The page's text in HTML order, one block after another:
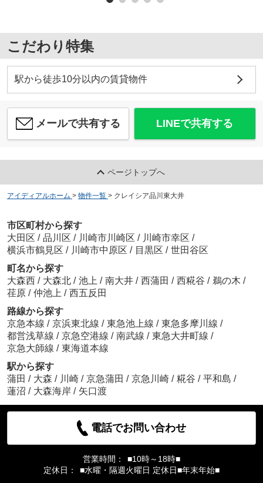
こだわり特集
駅から徒歩10分以内の賃貸物件
メールで共有する LINEで共有する
ページトップへ
アイディアルホーム > 物件一覧 > クレイシア品川東大井
市区町村から探す
大田区 / 品川区 / 川崎市川崎区 / 川崎市幸区 /
横浜市鶴見区 / 川崎市中原区 / 目黒区 / 世田谷区
町名から探す
大森西 / 大森北 / 池上 / 南大井 / 西蒲田 / 西糀谷 / 鵜の木 /
荏原 / 仲池上 / 西五反田
路線から探す
京急本線 / 京浜東北線 / 東急池上線 / 東急多摩川線 /
都営浅草線 / 京急空港線 / 南武線 / 東急大井町線 /
京急大師線 / 東海道本線
駅から探す
蒲田 / 大森 / 川崎 / 京急蒲田 / 京急川崎 / 糀谷 / 平和島 /
蓮沼 / 大森海岸 / 矢口渡
電話でお問い合わせ
営業時間：
■10時～18時■
定休日：
■水曜・隔週火曜日 定休日■年末年始■